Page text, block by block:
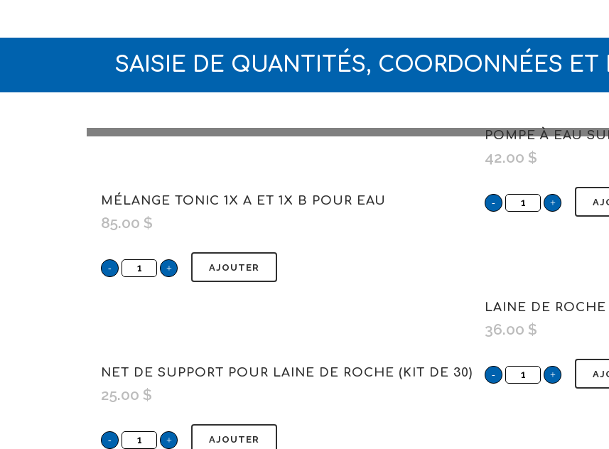
SAISIE DE QUANTITÉS, COORDONNÉES
POMPE À EAU
42.00 $
MÉLANGE TONIC 1X A ET 1X B POUR EAU
85.00 $
AJOUTER
LAINE DE
36.00 $
NET DE SUPPORT POUR LAINE DE ROCHE (KIT DE 30)
25.00 $
AJOUTER